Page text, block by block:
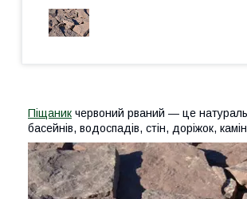
Піщаник червоний рваний ― це
басейнів, водоспадів, стін, доріжок,